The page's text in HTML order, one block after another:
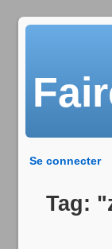
Se connecter
Tag: